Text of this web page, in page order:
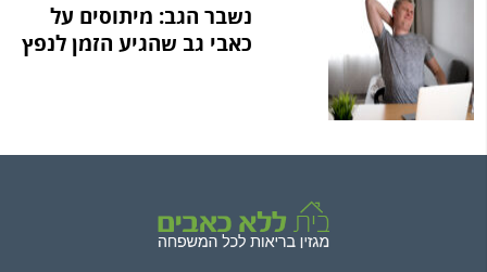
נשבר הגב: מיתוסים על
כאבי גב שהגיע הזמן לנפץ